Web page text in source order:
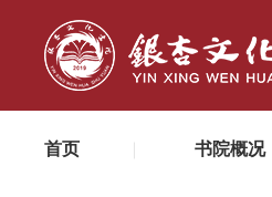
首页 书院概况